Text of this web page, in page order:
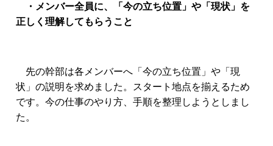
・メンバー全員に、「今の立ち位置」や「現状」を
正しく理解してもらうこと
先の幹部は各メンバーへ「今の立ち位置」や「現
状」の説明を求めました。スタート地点を揃えるため
です。今の仕事のやり方、手順を整理しようとしまし
た。